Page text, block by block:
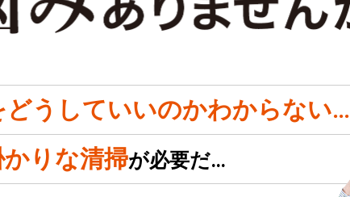
どうしていいのかわからない…
かりな清掃が必要だ…